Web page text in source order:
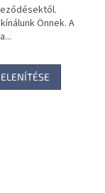
Önnek. A